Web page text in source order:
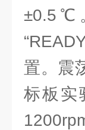
±0.5℃
置。震
标板实